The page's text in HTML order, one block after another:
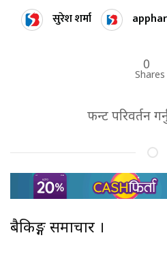
सुरेश शर्मा
0
Shares
फन्ट परिवर्तन
बैकिङ्ग समाचार ।